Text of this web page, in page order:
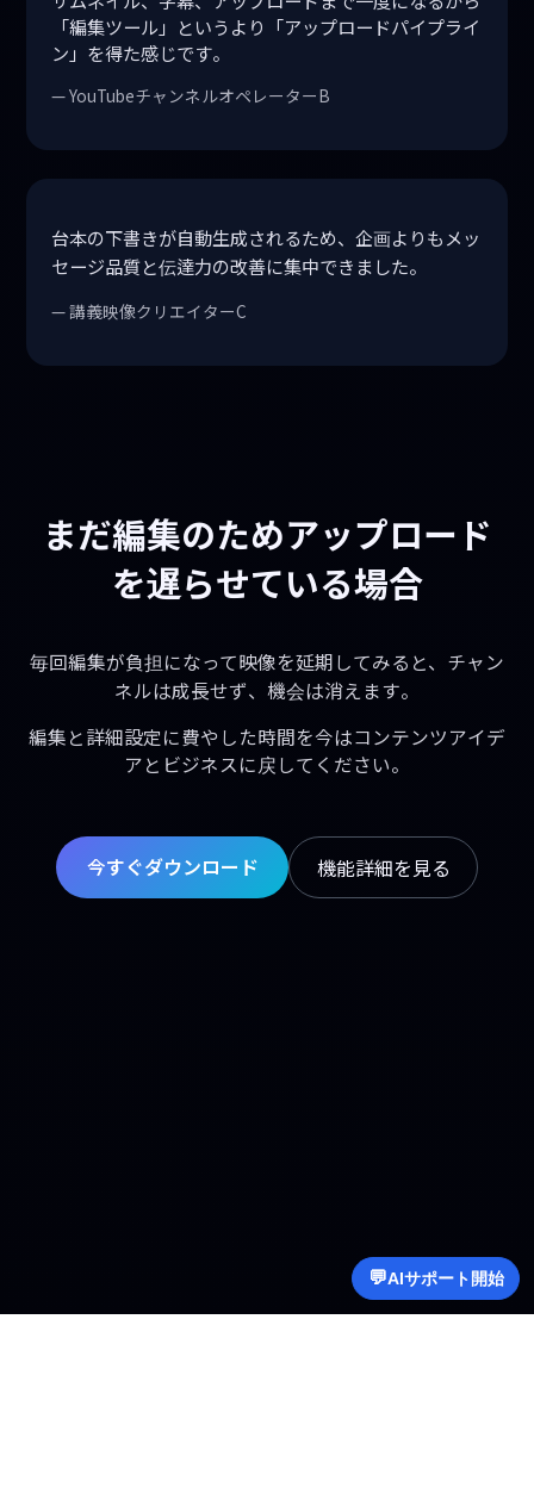
「編集ツール」というより「アップロードパイプライ
ン」を得た感じです。
— YouTubeチャンネルオペレーターB
台本の下書きが自動生成されるため、企画よりもメッ
セージ品質と伝達力の改善に集中できました。
— 講義映像クリエイターC
まだ編集のためアップロード
を遅らせている場合
毎回編集が負担になって映像を延期してみると、チャン
ネルは成長せず、機会は消えます。
編集と詳細設定に費やした時間を今はコンテンツアイデ
アとビジネスに戻してください。
今すぐダウンロード 機能詳細を見る
💬AIサポート開始